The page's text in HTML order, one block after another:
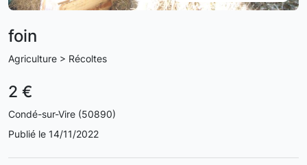
foin
Agriculture > Récoltes
2 €
Condé-sur-Vire (50890)
Publié le 14/11/2022